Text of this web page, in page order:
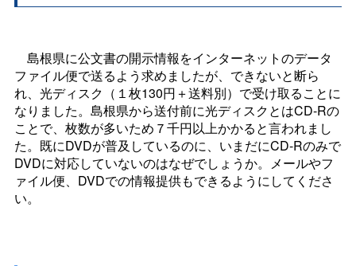
島根県に公文書の開示情報をインターネットのデータ
ファイル便で送るよう求めましたが、できないと断ら
れ、光ディスク（１枚130円＋送料別）で受け取ることに
なりました。島根県から送付前に光ディスクとはCD-Rの
ことで、枚数が多いため７千円以上かかると言われまし
た。既にDVDが普及しているのに、いまだにCD-Rのみで
DVDに対応していないのはなぜでしょうか。メールやフ
ァイル便、DVDでの情報提供もできるようにしてくださ
い。